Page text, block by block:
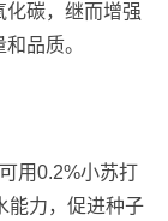
化碳，继而增强
品质。
用0.2%小苏打
能力，促进种子